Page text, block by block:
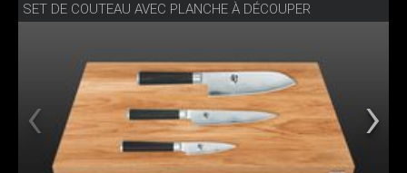
SET DE COUTEAU AVEC PLANCHE À DÉCOUPER